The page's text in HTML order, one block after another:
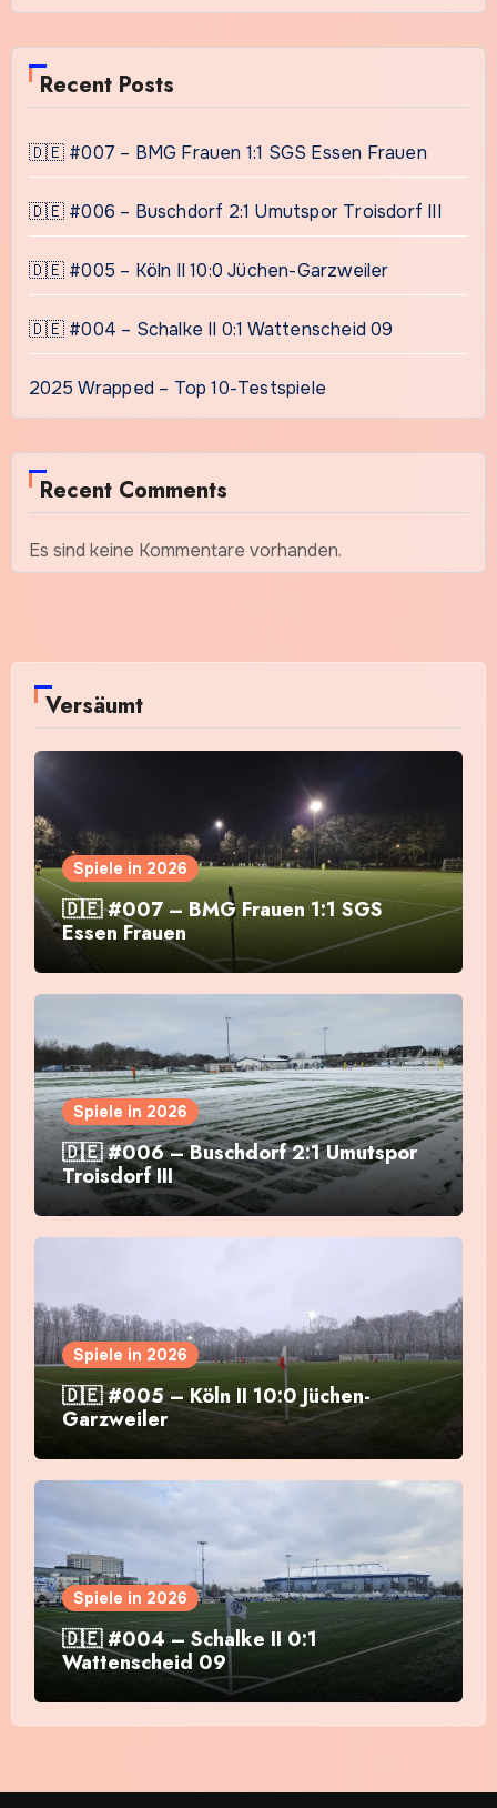
Recent Posts
🇩🇪 #007 – BMG Frauen 1:1 SGS Essen Frauen
🇩🇪 #006 – Buschdorf 2:1 Umutspor Troisdorf III
🇩🇪 #005 – Köln II 10:0 Jüchen-Garzweiler
🇩🇪 #004 – Schalke II 0:1 Wattenscheid 09
2025 Wrapped – Top 10-Testspiele
Recent Comments
Es sind keine Kommentare vorhanden.
Versäumt
Spiele in 2026
🇩🇪 #007 – BMG Frauen 1:1 SGS
Essen Frauen
Spiele in 2026
🇩🇪 #006 – Buschdorf 2:1 Umutspor
Troisdorf III
Spiele in 2026
🇩🇪 #005 – Köln II 10:0 Jüchen-
Garzweiler
Spiele in 2026
🇩🇪 #004 – Schalke II 0:1
Wattenscheid 09